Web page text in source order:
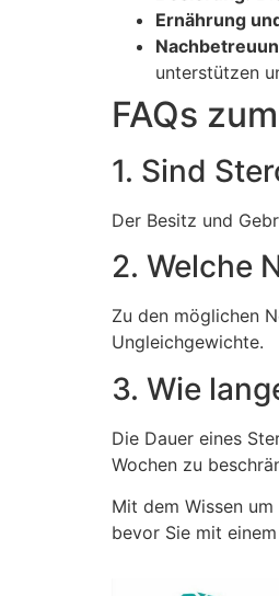
Ernährung
unterstützen
FAQs
1. Sind
Der Besitz und
2. Welche
Zu den möglichen
Ungleichgewichte.
3. Wie
Die Dauer eines
Wochen zu
Mit dem Wissen
bevor Sie mit